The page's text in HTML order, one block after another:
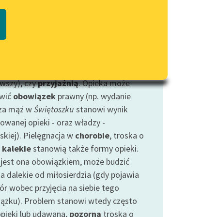
PDF
wrażliwych
Deklaracja dostępności
są formy roztaczania nad kimś opieki,
często z
czyprzyjaźnią. Opieka może
obowiązek prawny (np. wydanie
mąż wŚwiętoszku stanowi wynik
opieki - oraz władzy -
Pielęgnacja w chorobie, troska o
kalekiestanowią także formy opieki.
ona obowiązkiem, może budzić
dalekie od miłosierdzia (gdy pojawia
wobec przyjęcia na siebie tego
Problem stanowi wtedy często
lub udawana, pozorna troska o